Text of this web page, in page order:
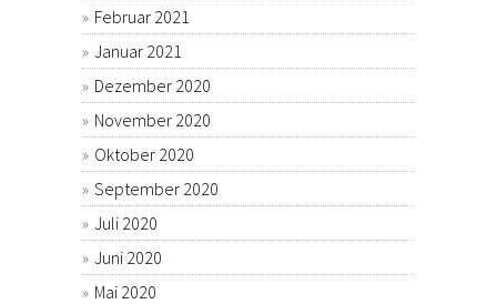
Februar 2021
Januar 2021
Dezember 2020
November 2020
Oktober 2020
September 2020
Juli 2020
Juni 2020
Mai 2020